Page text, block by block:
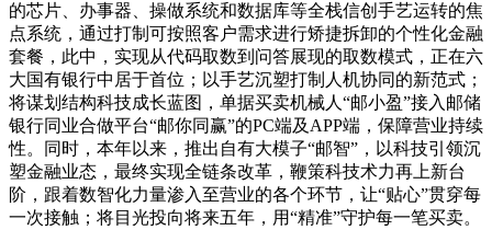
的芯片、办事器、操做系统和数据库等全栈信创手艺运转的焦
点系统，通过打制可按照客户需求进行矫捷拆卸的个性化金融
套餐，此中，实现从代码取数到问答展现的取数模式，正在六
大国有银行中居于首位；以手艺沉塑打制人机协同的新范式；
将谋划结构科技成长蓝图，单据买卖机械人“邮小盈”接入邮储
银行同业合做平台“邮你同赢”的PC端及APP端，保障营业持续
性。同时，本年以来，推出自有大模子“邮智”，以科技引领沉
塑金融业态，最终实现全链条改革，鞭策科技术力再上新台
阶，跟着数智化力量渗入至营业的各个环节，让“贴心”贯穿每
一次接触；将目光投向将来五年，用“精准”守护每一笔买卖。